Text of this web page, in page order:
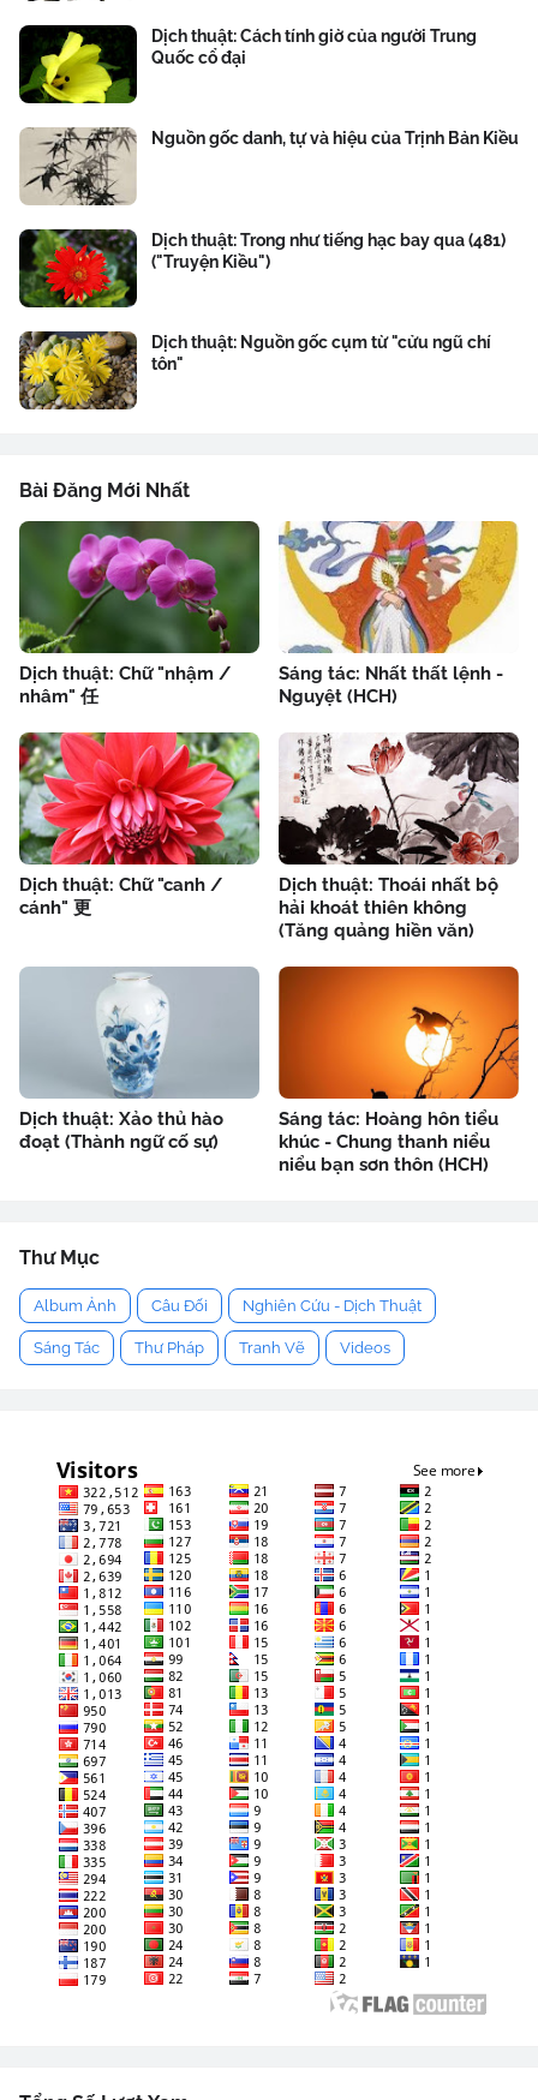
Dịch thuật: Cách tính giờ của người Trung
Quốc cổ đại
Nguồn gốc danh, tự và hiệu của Trịnh Bản Kiều
Dịch thuật: Trong như tiếng hạc bay qua (481)
("Truyện Kiều")
Dịch thuật: Nguồn gốc cụm từ "cửu ngũ chí
tôn"
Bài Đăng Mới Nhất
Dịch thuật: Chữ "nhậm /
nhâm" 任
Sáng tác: Nhất thất lệnh -
Nguyệt (HCH)
Dịch thuật: Chữ "canh /
cánh" 更
Dịch thuật: Thoái nhất bộ
hải khoát thiên không
(Tăng quảng hiền văn)
Dịch thuật: Xảo thủ hào
đoạt (Thành ngữ cố sự)
Sáng tác: Hoàng hôn tiểu
khúc - Chung thanh niểu
niểu bạn sơn thôn (HCH)
Thư Mục
Album Ảnh Câu Đối Nghiên Cứu - Dịch Thuật
Sáng Tác Thư Pháp Tranh Vẽ Videos